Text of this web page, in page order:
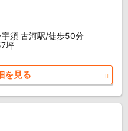
須 古河駅/徒歩50分
坪
を見る